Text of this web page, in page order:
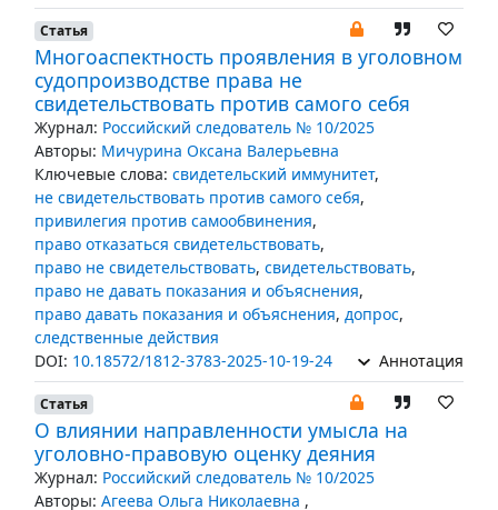
Статья
Многоаспектность проявления в уголовном
судопроизводстве права не
свидетельствовать против самого себя
Журнал: Российский следователь № 10/2025
Авторы: Мичурина Оксана Валерьевна
Ключевые слова: свидетельский иммунитет,
не свидетельствовать против самого себя,
привилегия против самообвинения,
право отказаться свидетельствовать,
право не свидетельствовать, свидетельствовать,
право не давать показания и объяснения,
право давать показания и объяснения, допрос,
следственные действия
DOI: 10.18572/1812-3783-2025-10-19-24 Аннотация
Статья
О влиянии направленности умысла на
уголовно-правовую оценку деяния
Журнал: Российский следователь № 10/2025
Авторы: Агеева Ольга Николаевна ,